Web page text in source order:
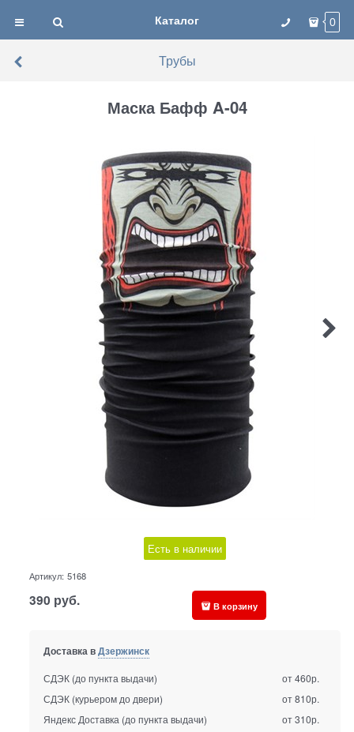
Каталог 0
Трубы
Маска Бафф A-04
Есть в наличии
Артикул: 5168
390 руб. В корзину
Доставка вДзержинск
СДЭК (до пункта выдачи)
от 460р.
СДЭК (курьером до двери)
от 810р.
Яндекс Доставка (до пункта выдачи)
от 310р.